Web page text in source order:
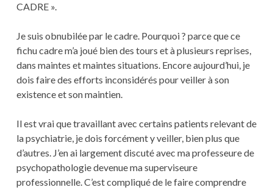
CADRE ».
Je suis obnubilée par le cadre. Pourquoi ? parce que ce
fichu cadre m’a joué bien des tours et à plusieurs reprises,
dans maintes et maintes situations. Encore aujourd’hui, je
dois faire des efforts inconsidérés pour veiller à son
existence et son maintien.
Il est vrai que travaillant avec certains patients relevant de
la psychiatrie, je dois forcément y veiller, bien plus que
d’autres. J’en ai largement discuté avec ma professeure de
psychopathologie devenue ma superviseure
professionnelle. C’est compliqué de le faire comprendre